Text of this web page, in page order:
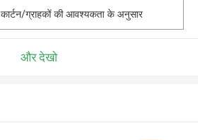
कार्टन/ग्राहकों की आवश्यकता के अनुसार
और देखो